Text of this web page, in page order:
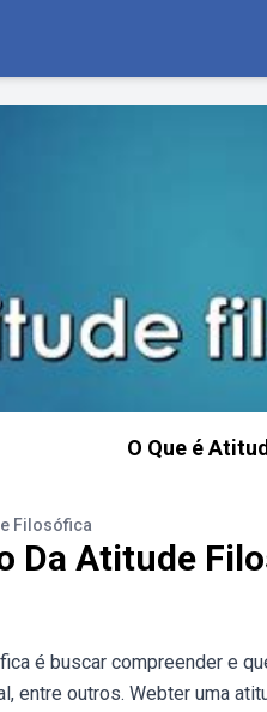
O Que é
Filosófica
Da Atitude
é buscar compreender e
entre outros. Webter uma